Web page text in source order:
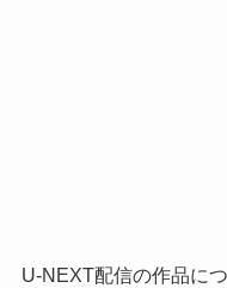
U-NEXT配信の作品に